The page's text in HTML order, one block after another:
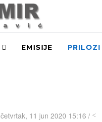
EMISIJE PRILOZI
četvrtak, 11 jun 2020 15:16 /